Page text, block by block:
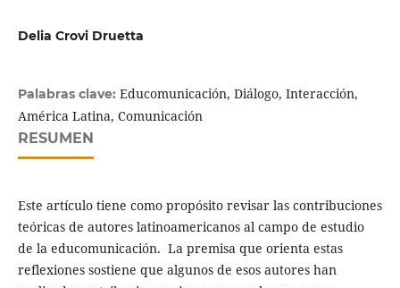
Delia Crovi Druetta
Palabras clave: Educomunicación, Diálogo, Interacción,
América Latina, Comunicación
RESUMEN
Este artículo tiene como propósito revisar las contribuciones
teóricas de autores latinoamericanos al campo de estudio
de la educomunicación. La premisa que orienta estas
reflexiones sostiene que algunos de esos autores han